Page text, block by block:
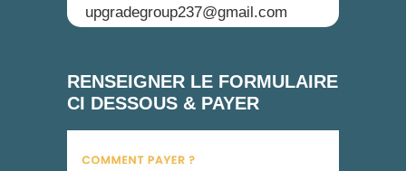
upgradegroup237@gmail.com
RENSEIGNER LE FORMULAIRE
CI DESSOUS & PAYER